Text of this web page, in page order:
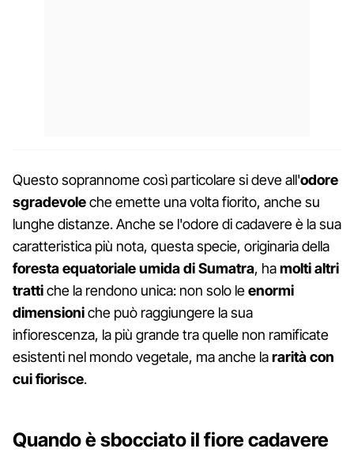
Questo soprannome così particolare si deve all'odore
sgradevoleche emette una volta fiorito, anche su
lunghe distanze. Anche se l'odore di cadavere è la sua
caratteristica più nota, questa specie, originaria della
foresta equatoriale umida di Sumatra, hamolti altri
trattiche la rendono unica: non solo leenormi
dimensioniche può raggiungere la sua
infiorescenza, la più grande tra quelle non ramificate
esistenti nel mondo vegetale, ma anche lararità con
cui fiorisce.
Quando è sbocciato il fiore cadavere